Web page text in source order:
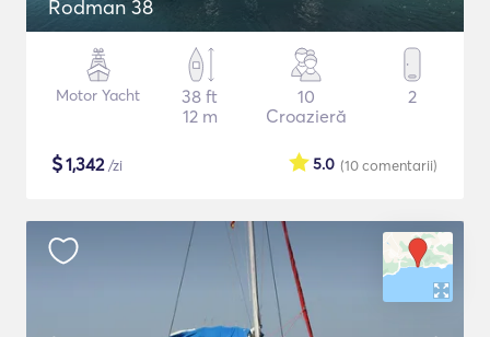
Rodman 38
Motor Yacht
38 ft
12 m
10
Croazieră
2
$1,342/zi (10comentarii)
5.0